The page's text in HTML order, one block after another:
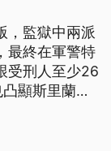
，監獄中兩派
最終在軍警特
受刑人至少26
顯斯里蘭卡